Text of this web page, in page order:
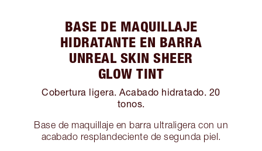
BASE DE MAQUILLAJE
HIDRATANTE EN BARRA
UNREAL SKIN SHEER
GLOW TINT
Cobertura ligera. Acabado hidratado. 20
tonos.
Base de maquillaje en barra ultraligera con un
acabado resplandeciente de segunda piel.